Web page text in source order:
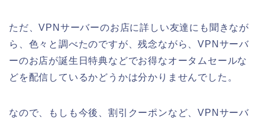
ただ、VPNサーバーのお店に詳しい友達にも聞きなが
ら、色々と調べたのですが、残念ながら、VPNサーバ
ーのお店が誕生日特典などでお得なオータムセールな
どを配信しているかどうかは分かりませんでした。
なので、もしも今後、割引クーポンなど、VPNサーバ